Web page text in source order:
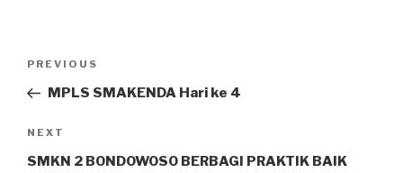
PREVIOUS
MPLS SMAKENDA Hari ke 4
NEXT
SMKN 2 BONDOWOSO BERBAGI PRAKTIK BAIK